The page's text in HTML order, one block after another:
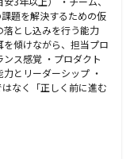
題を解決するための仮
とし込みを行う能力
を傾けながら、担当プロ
ス感覚 ・プロダクト
とリーダーシップ ・
なく「正しく前に進む